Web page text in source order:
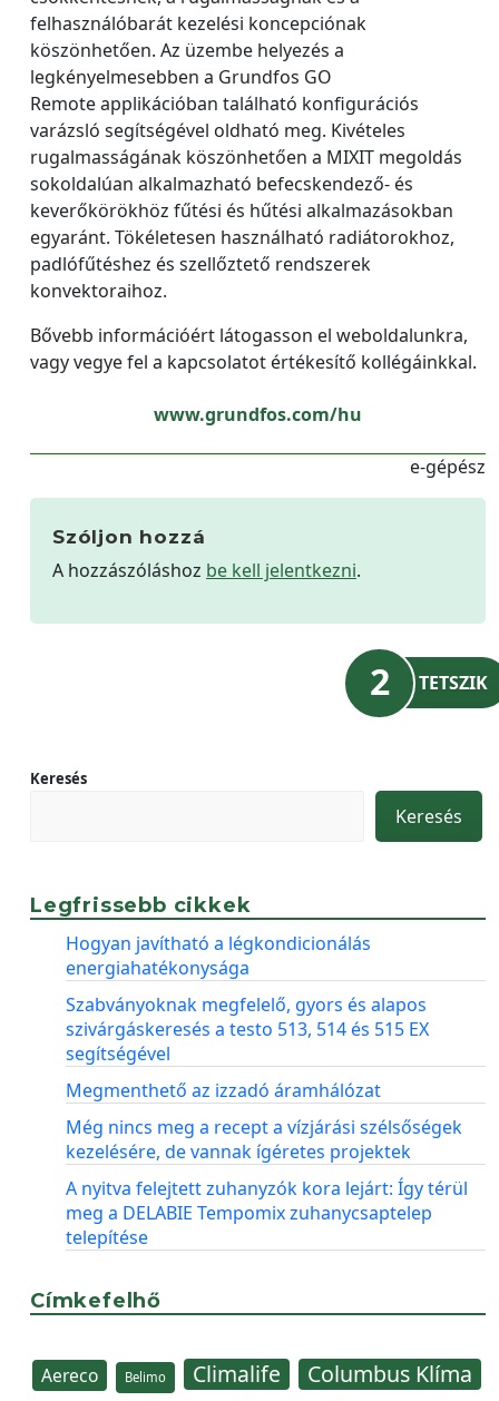
felhasználóbarát kezelési koncepciónak
köszönhetően. Az üzembe helyezés a
legkényelmesebben a Grundfos GO
Remote applikációban található konfigurációs
varázsló segítségével oldható meg. Kivételes
rugalmasságának köszönhetően a MIXIT megoldás
sokoldalúan alkalmazható befecskendező- és
keverőkörökhöz fűtési és hűtési alkalmazásokban
egyaránt. Tökéletesen használható radiátorokhoz,
padlófűtéshez és szellőztető rendszerek
konvektoraihoz.
Bővebb információért látogasson el weboldalunkra,
vagy vegye fel a kapcsolatot értékesítő kollégáinkkal.
www.grundfos.com/hu
e-gépész
Szóljon hozzá
A hozzászóláshoz be kell jelentkezni.
2 TETSZIK
Keresés
Keresés
Legfrissebb cikkek
Hogyan javítható a légkondicionálás
energiahatékonysága
Szabványoknak megfelelő, gyors és alapos
szivárgáskeresés a testo 513, 514 és 515 EX
segítségével
Megmenthető az izzadó áramhálózat
Még nincs meg a recept a vízjárási szélsőségek
kezelésére, de vannak ígéretes projektek
A nyitva felejtett zuhanyzók kora lejárt: Így térül
meg a DELABIE Tempomix zuhanycsaptelep
telepítése
Címkefelhő
Aereco Belimo Climalife Columbus Klíma